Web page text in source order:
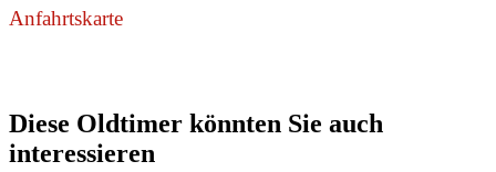
Anfahrtskarte
Diese Oldtimer könnten Sie auch
interessieren